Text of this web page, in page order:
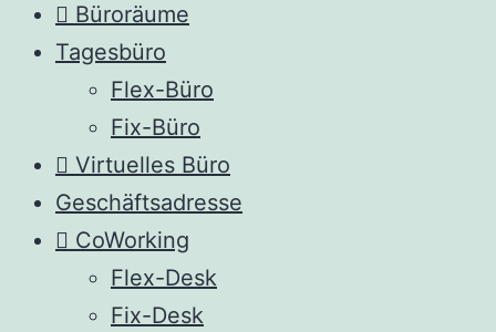
Büroräume
Tagesbüro
Flex-Büro
Fix-Büro
Virtuelles Büro
Geschäftsadresse
CoWorking
Flex-Desk
Fix-Desk